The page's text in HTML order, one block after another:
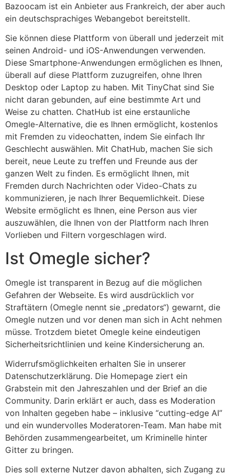
Bazoocam ist ein Anbieter aus Frankreich, der aber auch
ein deutschsprachiges Webangebot bereitstellt.
Sie können diese Plattform von überall und jederzeit mit
seinen Android- und iOS-Anwendungen verwenden.
Diese Smartphone-Anwendungen ermöglichen es Ihnen,
überall auf diese Plattform zuzugreifen, ohne Ihren
Desktop oder Laptop zu haben. Mit TinyChat sind Sie
nicht daran gebunden, auf eine bestimmte Art und
Weise zu chatten. ChatHub ist eine erstaunliche
Omegle-Alternative, die es Ihnen ermöglicht, kostenlos
mit Fremden zu videochatten, indem Sie einfach Ihr
Geschlecht auswählen. Mit ChatHub, machen Sie sich
bereit, neue Leute zu treffen und Freunde aus der
ganzen Welt zu finden. Es ermöglicht Ihnen, mit
Fremden durch Nachrichten oder Video-Chats zu
kommunizieren, je nach Ihrer Bequemlichkeit. Diese
Website ermöglicht es Ihnen, eine Person aus vier
auszuwählen, die Ihnen von der Plattform nach Ihren
Vorlieben und Filtern vorgeschlagen wird.
Ist Omegle sicher?
Omegle ist transparent in Bezug auf die möglichen
Gefahren der Webseite. Es wird ausdrücklich vor
Straftätern (Omegle nennt sie „predators“) gewarnt, die
Omegle nutzen und vor denen man sich in Acht nehmen
müsse. Trotzdem bietet Omegle keine eindeutigen
Sicherheitsrichtlinien und keine Kindersicherung an.
Widerrufsmöglichkeiten erhalten Sie in unserer
Datenschutzerklärung. Die Homepage ziert ein
Grabstein mit den Jahreszahlen und der Brief an die
Community. Darin erklärt er auch, dass es Moderation
von Inhalten gegeben habe – inklusive “cutting-edge AI”
und ein wundervolles Moderatoren-Team. Man habe mit
Behörden zusammengearbeitet, um Kriminelle hinter
Gitter zu bringen.
Dies soll externe Nutzer davon abhalten, sich Zugang zu